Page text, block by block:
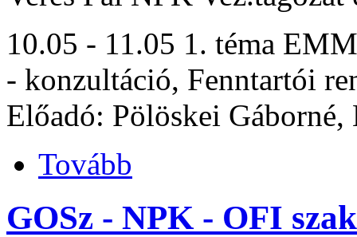
10.05 - 11.05 1. téma
- konzultáció, Fenntartói
Előadó: Pölöskei
Tovább
GOSz - NPK - OFI